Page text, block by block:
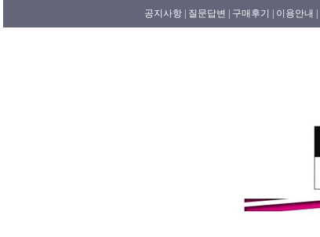
공지사항 | 질문답변 | 구매후기 | 이용안내 |